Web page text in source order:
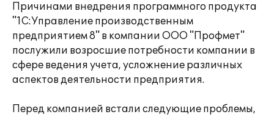
Причинами внедрения программного продукта
"1С:Управление производственным
предприятием 8" в компании ООО "Профмет"
послужили возросшие потребности компании в
сфере ведения учета, усложнение различных
аспектов деятельности предприятия.
Перед компанией встали следующие проблемы,